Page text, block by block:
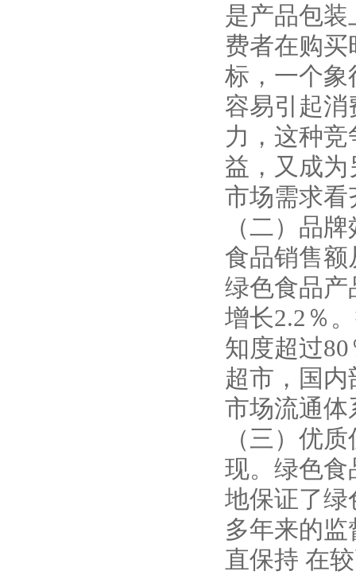
是产品包
费者在购
标，一个象
容易引起
力，这种
益，又成
市场需求看
（二）品
食品销售额
绿色食品产
增长2.2％
知度超过
超市，国
市场流通体
（三）优
现。绿色食
地保证了绿
多年来的
直保持 在